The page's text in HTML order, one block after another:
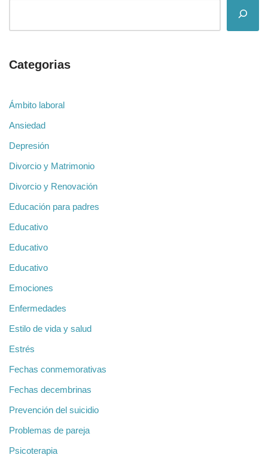
Categorias
Ámbito laboral
Ansiedad
Depresión
Divorcio y Matrimonio
Divorcio y Renovación
Educación para padres
Educativo
Educativo
Educativo
Emociones
Enfermedades
Estilo de vida y salud
Estrés
Fechas conmemorativas
Fechas decembrinas
Prevención del suicidio
Problemas de pareja
Psicoterapia